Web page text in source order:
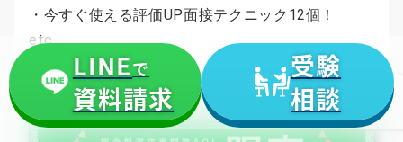
LINEで
資料請求
受験
相談
・今すぐ使える評価UP面接テクニック12個！
etc..
など有料級特典合計「10個」をプレゼント！